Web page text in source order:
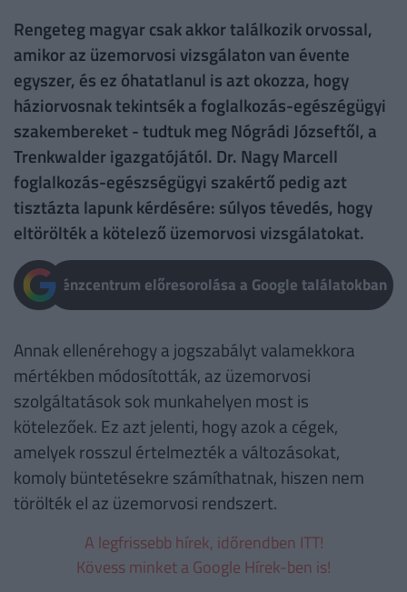
Rengeteg magyar csak akkor találkozik orvossal,
amikor az üzemorvosi vizsgálaton van évente
egyszer, és ez óhatatlanul is azt okozza, hogy
háziorvosnak tekintsék a foglalkozás-egészégügyi
szakembereket - tudtuk meg Nógrádi Józseftől, a
Trenkwalder igazgatójától. Dr. Nagy Marcell
foglalkozás-egészségügyi szakértő pedig azt
tisztázta lapunk kérdésére: súlyos tévedés, hogy
eltörölték a kötelező üzemorvosi vizsgálatokat.
Pénzcentrum előresorolása a Google találatokban
Annak ellenérehogy a jogszabályt valamekkora
mértékben módosították, az üzemorvosi
szolgáltatások sok munkahelyen most is
kötelezőek. Ez azt jelenti, hogy azok a cégek,
amelyek rosszul értelmezték a változásokat,
komoly büntetésekre számíthatnak, hiszen nem
törölték el az üzemorvosi rendszert.
A legfrissebb hírek, időrendben ITT!
Kövess minket a Google Hírek-ben is!